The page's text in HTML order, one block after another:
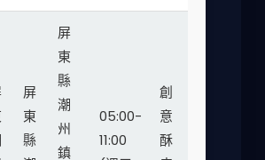
屏
東
縣
屏
東
縣
潮
州
鎮
05:00-
11:00
創
意
酥